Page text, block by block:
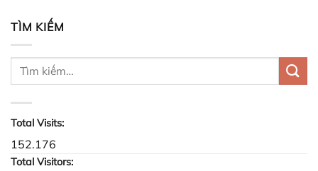
hợp
khuôn
TÌM KIẾM
Total Visits:
152.176
Total Visitors: